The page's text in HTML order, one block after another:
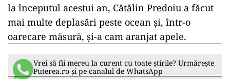
la începutul acestui an, Cătălin Predoiu a făcut
mai multe deplasări peste ocean și, într-o
oarecare măsură, și-a cam aranjat apele.
Vrei să fii mereu la curent cu toate știrile? Urmărește
Puterea.ro și pe canalul de WhatsApp